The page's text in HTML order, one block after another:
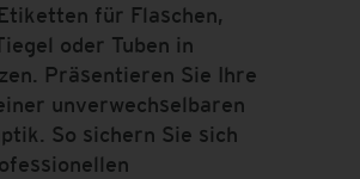
für Flaschen,
oder Tuben in
Präsentieren Sie Ihre
unverwechselbaren
So sichern Sie sich